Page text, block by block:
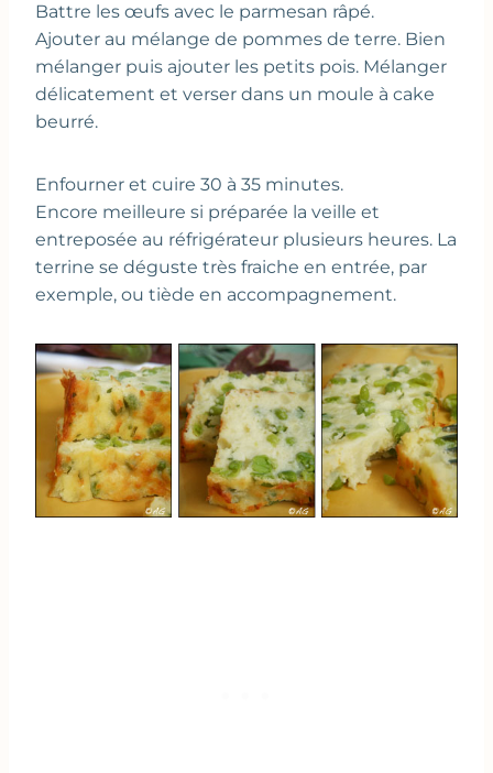
Battre les œufs avec le parmesan râpé.
Ajouter au mélange de pommes de terre. Bien
mélanger puis ajouter les petits pois. Mélanger
délicatement et verser dans un moule à cake
beurré.
Enfourner et cuire 30 à 35 minutes.
Encore meilleure si préparée la veille et
entreposée au réfrigérateur plusieurs heures. La
terrine se déguste très fraiche en entrée, par
exemple, ou tiède en accompagnement.